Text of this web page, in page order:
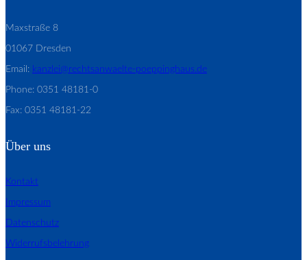
Maxstraße 8
01067 Dresden
Email: kanzlei@rechtsanwaelte-poeppinghaus.de
Phone: 0351 48181-0
Fax: 0351 48181-22
Über uns
Kontakt
Impressum
Datenschutz
Widerrufsbelehrung